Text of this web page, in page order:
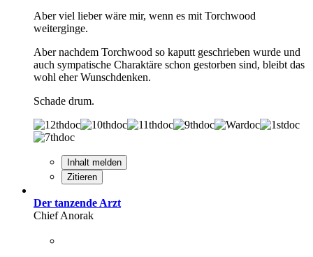
Aber viel lieber wäre mir, wenn es mit Torchwood
weiterginge.
Aber nachdem Torchwood so kaputt geschrieben wurde und
auch sympatische Charaktäre schon gestorben sind, bleibt das
wohl eher Wunschdenken.
Schade drum.
Inhalt melden
Zitieren
Der tanzende Arzt
Chief Anorak